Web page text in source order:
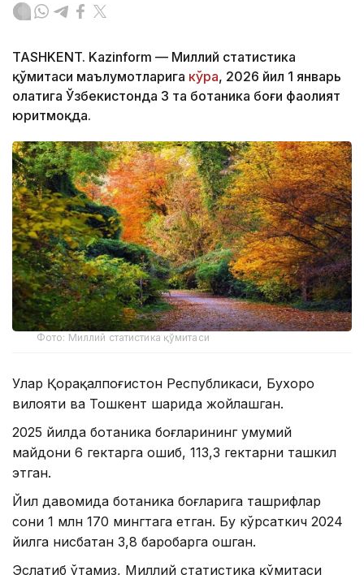
TASHKENT. Kazinform — Миллий статистика
қўмитаси маълумотларига кўра, 2026 йил 1 январь
ҳолатига Ўзбекистонда 3 та ботаника боғи фаолият
юритмоқда.
Фото: Миллий статистика қўмитаси
Улар Қорақалпоғистон Республикаси, Бухоро
вилояти ва Тошкент шаҳрида жойлашган.
2025 йилда ботаника боғларининг умумий
майдони 6 гектарга ошиб, 113,3 гектарни ташкил
этган.
Йил давомида ботаника боғларига ташрифлар
сони 1 млн 170 мингтага етган. Бу кўрсаткич 2024
йилга нисбатан 3,8 баробарга ошган.
Эслатиб ўтамиз, Миллий статистика қўмитаси